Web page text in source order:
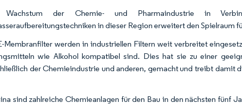
Wachstum der Chemie- und Pharmaindustrie in
in dieser Region erweitert den Spielraum
Membranfilter werden in industriellen Filtern weit verbreitet
wie Alkohol kompatibel sind. Dies hat sie zu einer
der Chemieindustrie und anderen, gemacht und treibt damit
sind zahlreiche Chemieanlagen für den Bau in den nächsten fünf